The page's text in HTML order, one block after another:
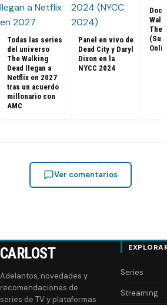
Todas las series
del universo
The Walking
Dead llegan a
Netflix en 2027
tras un acuerdo
millonario con
AMC
Panel en vivo de
Dead City y Daryl
Dixon en la
NYCC 2024
The
Ver comentarios
CARLOST
Adelantos, novedades y
recomendaciones de
series de TV y plataformas
Series
Streaming